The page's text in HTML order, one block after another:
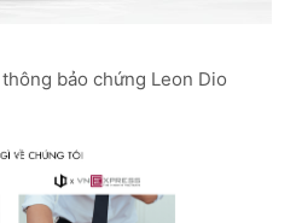
bảo chứng Leon Dio